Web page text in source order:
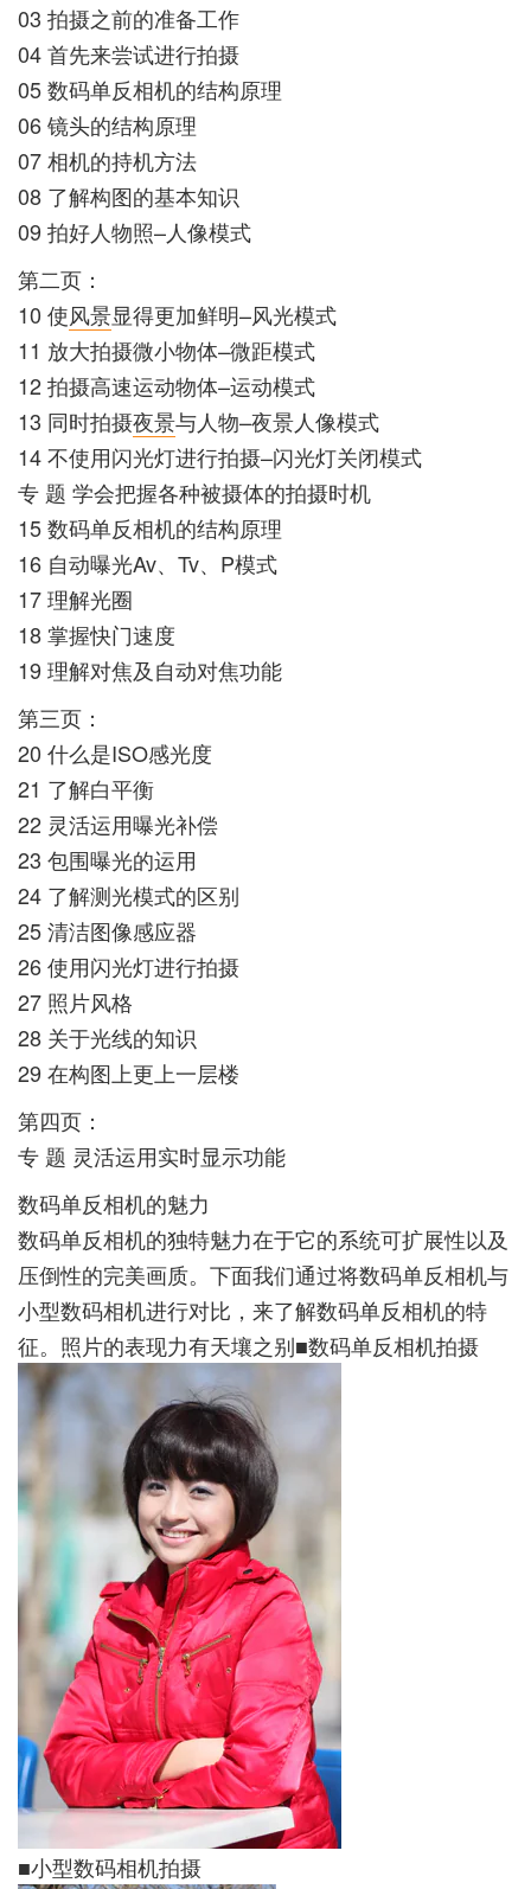
03 拍摄之前的准备工作
04 首先来尝试进行拍摄
05 数码单反相机的结构原理
06 镜头的结构原理
07 相机的持机方法
08 了解构图的基本知识
09 拍好人物照–人像模式
第二页：
10 使风景显得更加鲜明–风光模式
11 放大拍摄微小物体–微距模式
12 拍摄高速运动物体–运动模式
13 同时拍摄夜景与人物–夜景人像模式
14 不使用闪光灯进行拍摄–闪光灯关闭模式
专 题 学会把握各种被摄体的拍摄时机
15 数码单反相机的结构原理
16 自动曝光Av、Tv、P模式
17 理解光圈
18 掌握快门速度
19 理解对焦及自动对焦功能
第三页：
20 什么是ISO感光度
21 了解白平衡
22 灵活运用曝光补偿
23 包围曝光的运用
24 了解测光模式的区别
25 清洁图像感应器
26 使用闪光灯进行拍摄
27 照片风格
28 关于光线的知识
29 在构图上更上一层楼
第四页：
专 题 灵活运用实时显示功能
数码单反相机的魅力
数码单反相机的独特魅力在于它的系统可扩展性以及
压倒性的完美画质。下面我们通过将数码单反相机与
小型数码相机进行对比，来了解数码单反相机的特
征。照片的表现力有天壤之别■数码单反相机拍摄
■小型数码相机拍摄